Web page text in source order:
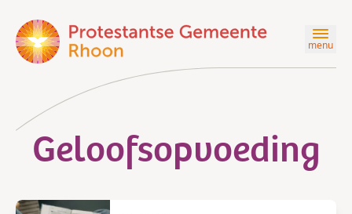
menu
Geloofsopvoeding